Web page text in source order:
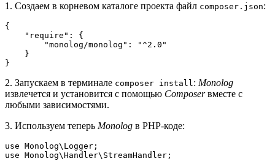
1. Создаем в корневом каталоге проекта файл composer.json:
{
    "require": {
        "monolog/monolog": "^2.0"
    }
}
2. Запускаем в терминале composer install: Monolog
извлечется и установится с помощью Composerвместе с
любыми зависимостями.
3. Используем теперь Monolog в PHP-коде:
use Monolog\Logger;
use Monolog\Handler\StreamHandler;